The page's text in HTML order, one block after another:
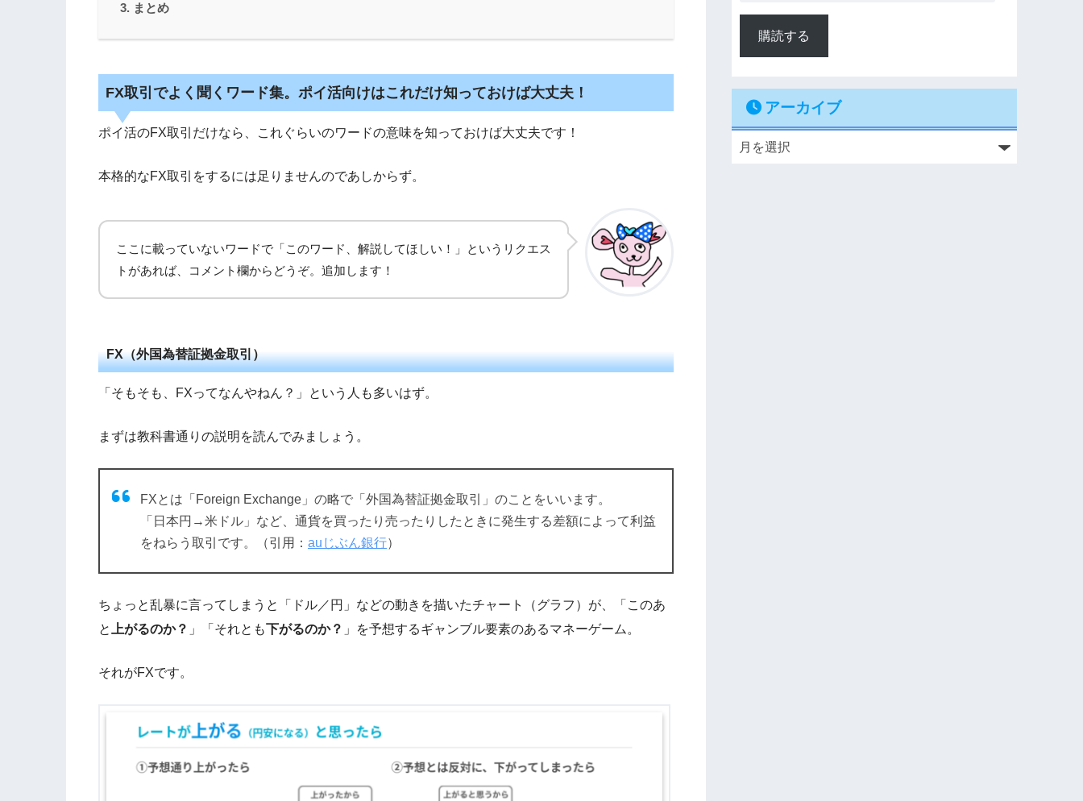
まとめ
FX取引でよく聞くワード集。ポイ活向けはこれだけ知っておけば大丈夫！
ポイ活のFX取引だけなら、これぐらいのワードの意味を知っておけば大丈夫です！
本格的なFX取引をするには足りませんのであしからず。
ここに載っていないワードで「このワード、解説してほしい！」というリクエス
トがあれば、コメント欄からどうぞ。追加します！
FX（外国為替証拠金取引）
「そもそも、FXってなんやねん？」という人も多いはず。
まずは教科書通りの説明を読んでみましょう。
FXとは「Foreign Exchange」の略で「外国為替証拠金取引」のことをいいます。
「日本円→米ドル」など、通貨を買ったり売ったりしたときに発生する差額によって利益
をねらう取引です。（引用： auじぶん銀行）
ちょっと乱暴に言ってしまうと「ドル／円」などの動きを描いたチャート（グラフ）が、「このあ
と
上がるのか？ 」「それとも下がるのか？ 」を予想するギャンブル要素のあるマネーゲーム。
それがFXです。
購読する
アーカイブ